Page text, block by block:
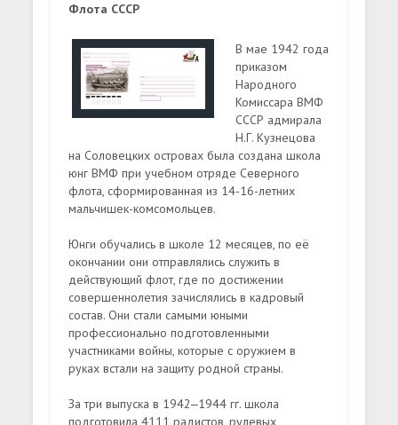
Флота СССР
В мае 1942 года
приказом
Народного
Комиссара ВМФ
СССР адмирала
Н.Г. Кузнецова
на Соловецких островах была создана школа
юнг ВМФ при учебном отряде Северного
флота, сформированная из 14-16-летних
мальчишек-комсомольцев.
Юнги обучались в школе 12 месяцев, по её
окончании они отправлялись служить в
действующий флот, где по достижении
совершеннолетия зачислялись в кадровый
состав. Они стали самыми юными
профессионально подготовленными
участниками войны, которые с оружием в
руках встали на защиту родной страны.
За три выпуска в 1942‒1944 гг. школа
подготовила 4111 радистов, рулевых,